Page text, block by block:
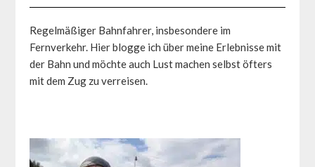
Regelmäßiger Bahnfahrer, insbesondere im
Fernverkehr. Hier blogge ich über meine Erlebnisse mit
der Bahn und möchte auch Lust machen selbst öfters
mit dem Zug zu verreisen.